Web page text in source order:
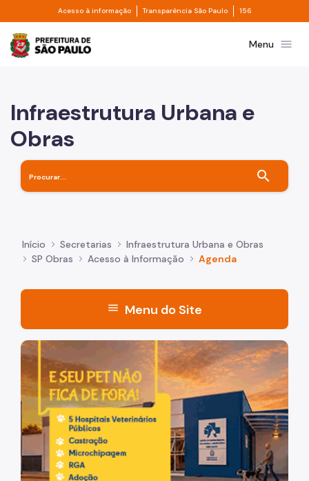
Pular para o Conteúdo principal
Acesso à informação Divisor de acesso à informação
Transparência São Paulo Divisor de
156
Prefeitura de São PauloMenu menu
Infraestrutura Urbana e
Obras
search
Início Secretarias
Infraestrutura Urbana e Obras
SP Obras
Acesso à Informação Agenda
menu Menu do Site
Acesso à Informação
Participação Social
Quadro de Serviços
Empresa
Quem é Quem
Agenda do Presidente
Imagem de um cachorro caramelo e uma gata rajada,